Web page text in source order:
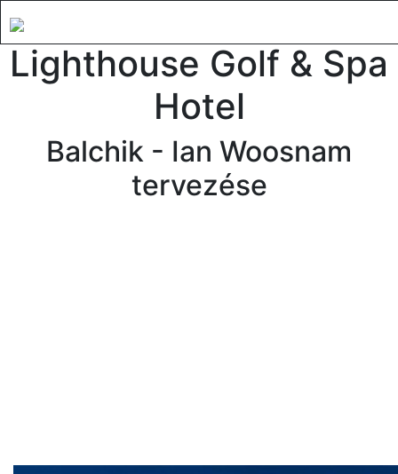
Lighthouse Golf & Spa
Hotel
Balchik - Ian Woosnam
tervezése